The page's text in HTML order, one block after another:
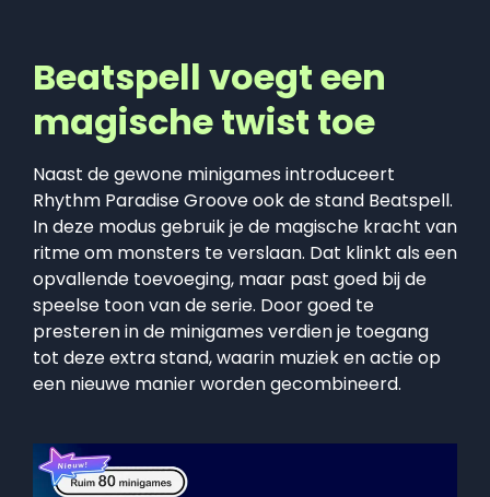
Beatspell voegt een
magische twist toe
Naast de gewone minigames introduceert
Rhythm Paradise Groove ook de stand Beatspell.
In deze modus gebruik je de magische kracht van
ritme om monsters te verslaan. Dat klinkt als een
opvallende toevoeging, maar past goed bij de
speelse toon van de serie. Door goed te
presteren in de minigames verdien je toegang
tot deze extra stand, waarin muziek en actie op
een nieuwe manier worden gecombineerd.